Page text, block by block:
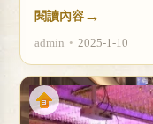
閱讀內容 →
admin • 2025-1-10